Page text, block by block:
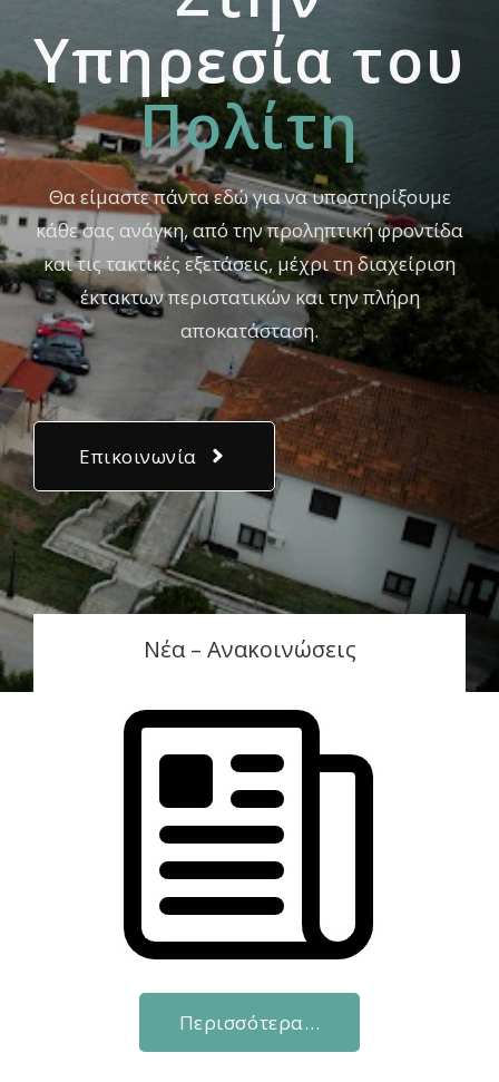
Yπηρεσία του
Πολίτη
Θα είμαστε πάντα εδώ για να υποστηρίξουμε
κάθε σας ανάγκη, από την προληπτική φροντίδα
και τις τακτικές εξετάσεις, μέχρι τη διαχείριση
έκτακτων περιστατικών και την πλήρη
αποκατάσταση.
Επικοινωνία
Νέα – Ανακοινώσεις
Περισσότερα…